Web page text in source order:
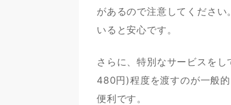
があるので注意してくださ
いると安心です。
さらに、特別なサービスを
480円)程度を渡すのが一般
便利です。